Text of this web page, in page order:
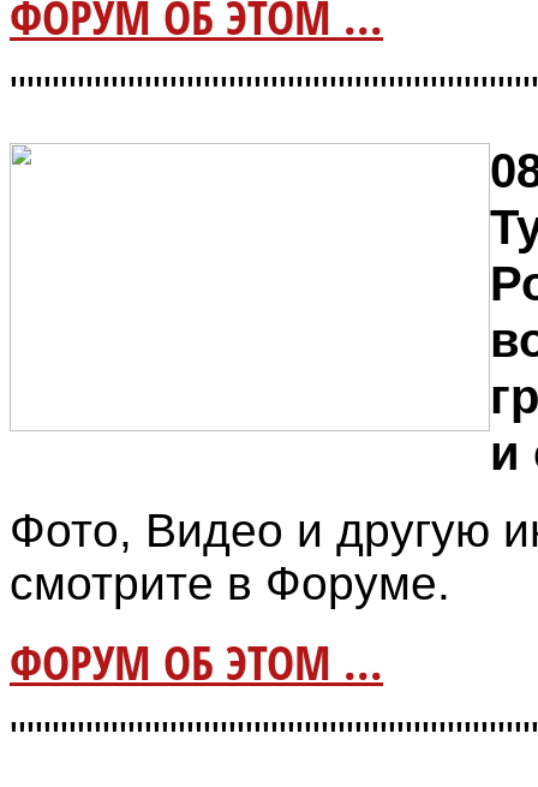
ФОРУМ ОБ ЭТОМ ...
и
Фото, Видео и другую
смотрите в Форуме.
ФОРУМ ОБ ЭТОМ ...